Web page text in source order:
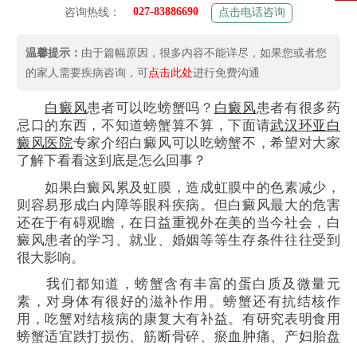
咨询热线： 027-83886690 点击电话咨询
温馨提示： 由于篇幅原因，很多内容不能详尽，如果您或者您
的家人需要疾病咨询，可点击此处进行免费沟通
白癜风患者可以吃螃蟹吗？ 白癜风患者有很多药
忌口的东西，不知道螃蟹算不算，下面请武汉环亚白
癜风医院专家介绍白癜风可以吃螃蟹不，希望对大家
了解下看看这到底是怎么回事？
如果白癜风累及虹膜，造成虹膜中的色素减少，
则容易形成白内障等眼科疾病。但白癜风最大的危害
还在于有碍观瞻，在日益重视外在美的当今社会，白
癜风患者的学习、就业、婚姻等等生存条件往往受到
很大影响。
我们都知道，螃蟹含有丰富的蛋白质及微量元
素，对身体有很好的滋补作用。螃蟹还有抗结核作
用，吃蟹对结核病的康复大有补益。有研究表明食用
螃蟹适宜跌打损伤、筋断骨碎、瘀血肿痛、产妇胎盘